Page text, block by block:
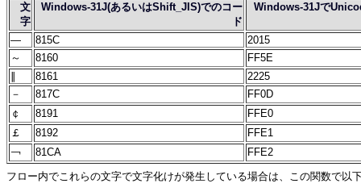
文
字
Windows-31J(あるいはShift_JIS)でのコー
ド
Windows-31Jで
― 815C
2015
～
8160
FF5E
8161
2225
－
817C
FF0D
￠
8191
FFE0
￡
8192
FFE1
￢
81CA
FFE2
フロー内でこれらの文字で文字化けが発生している場合は、この関数で以